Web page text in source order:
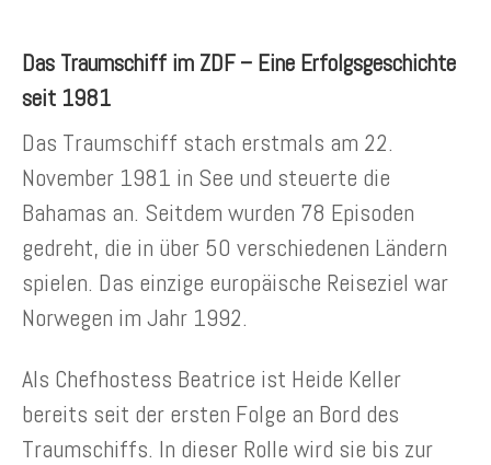
Das Traumschiff im ZDF – Eine Erfolgsgeschichte
seit 1981
Das Traumschiff stach erstmals am 22.
November 1981 in See und steuerte die
Bahamas an. Seitdem wurden 78 Episoden
gedreht, die in über 50 verschiedenen Ländern
spielen. Das einzige europäische Reiseziel war
Norwegen im Jahr 1992.
Als Chefhostess Beatrice ist Heide Keller
bereits seit der ersten Folge an Bord des
Traumschiffs. In dieser Rolle wird sie bis zur